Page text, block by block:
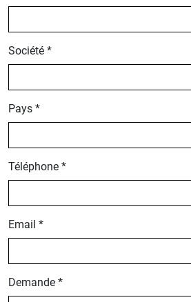
Société *
Pays *
Téléphone *
Email *
Demande *